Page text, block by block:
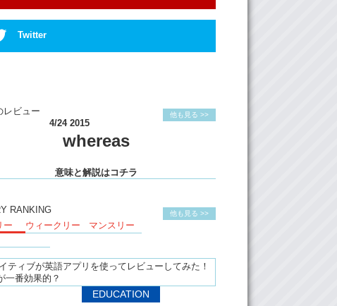
I understand what you mean.
Twitter
他も見る >>
レビュー
4/24 2015
whereas
意味と解説はコチラ
他も見る >>
RANKING
ー
ウィークリー マンスリー
EDUCATION